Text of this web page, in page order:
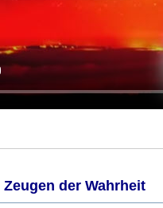
Zeugen der Wahrheit